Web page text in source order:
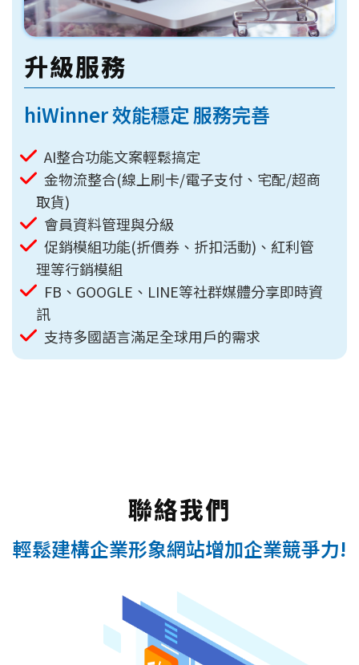
升級服務
hiWinner 效能穩定 服務完善
AI整合功能文案輕鬆搞定
金物流整合(線上刷卡/電子支付、宅配/超商
取貨)
會員資料管理與分級
促銷模組功能(折價券、折扣活動)、紅利管
理等行銷模組
FB、GOOGLE、LINE等社群媒體分享即時資
訊
支持多國語言滿足全球用戶的需求
聯絡我們
輕鬆建構企業形象網站增加企業競爭力!